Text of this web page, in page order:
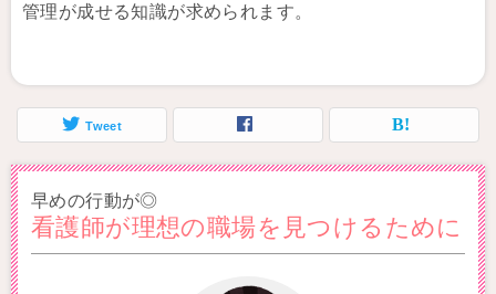
管理が成せる知識が求められます。
Tweet
早めの行動が◎
看護師が理想の職場を見つけるために